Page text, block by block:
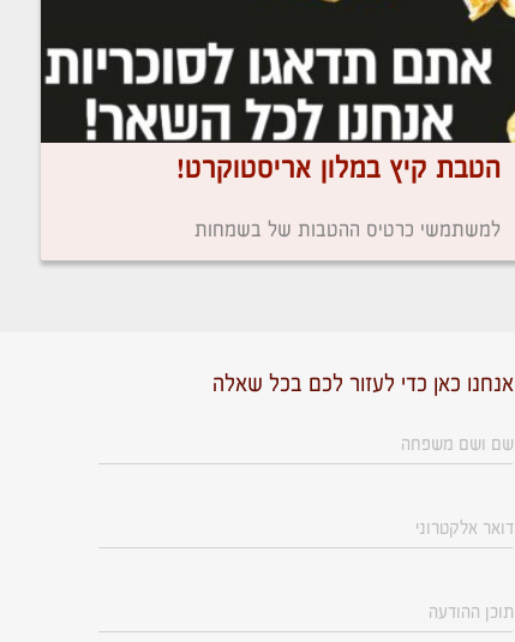
הטבת קיץ במלון אריסטוקרט!
למשתמשי כרטיס ההטבות של בשמחות
אנחנו כאן כדי לעזור לכם בכל שאלה